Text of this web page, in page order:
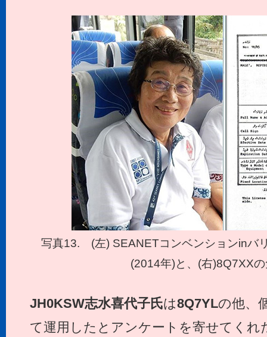
写真13. (左) SEANETコンベンションinバ
(2014年)と、(右)8Q7XX
JH0KSW志水喜代子氏は8Q7YLの他、
て運用したとアンケートを寄せてくれ